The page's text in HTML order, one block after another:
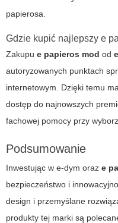
papierosa.
Gdzie kupić najlepszy e
Zakupu e papieros mod od
autoryzowanych punktach
internetowym. Dzięki temu
dostęp do najnowszych
fachowej pomocy przy
Podsumowanie
Inwestując w e-dym oraz e
bezpieczeństwo i
design i przemyślane
produkty tej marki są